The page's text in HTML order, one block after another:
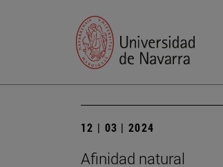
12 | 03 | 2024
Afinidad natural